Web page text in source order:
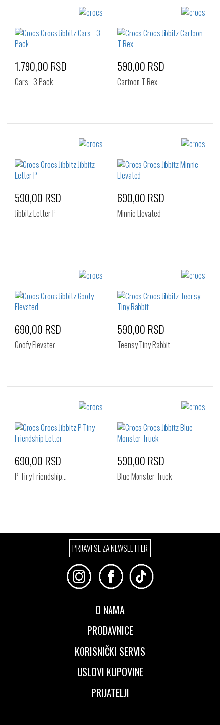
Izaberi željeni broj:
Izaberi željeni broj:
1.790,00 RSD
Cars - 3 Pack
Izaberi željeni broj:
590,00 RSD
Cartoon T Rex
Izaberi željeni broj:
590,00 RSD
Jibbitz Letter P
Izaberi željeni broj:
690,00 RSD
Minnie Elevated
Izaberi željeni broj:
690,00 RSD
Goofy Elevated
Izaberi željeni broj:
590,00 RSD
Teensy Tiny Rabbit
Izaberi željeni broj:
690,00 RSD
P Tiny Friendship…
Izaberi željeni broj:
590,00 RSD
Blue Monster Truck
PRIJAVI SE ZA NEWSLETTER
O NAMA
PRODAVNICE
KORISNIČKI SERVIS
USLOVI KUPOVINE
PRIJATELJI